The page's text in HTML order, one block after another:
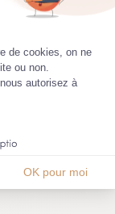
de
de cookies, on ne
ou non.
autorisez à
OK pour moi